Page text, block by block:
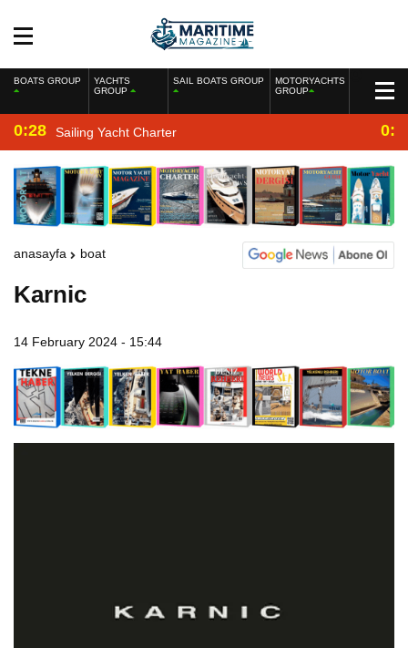
BOATS GROUP
YACHTS
GROUP
SAIL BOATS GROUP
MOTORYACHTS
GROUP
0:28 Sailing Yacht Charter
anasayfa boat
Karnic
14 February 2024 - 15:44